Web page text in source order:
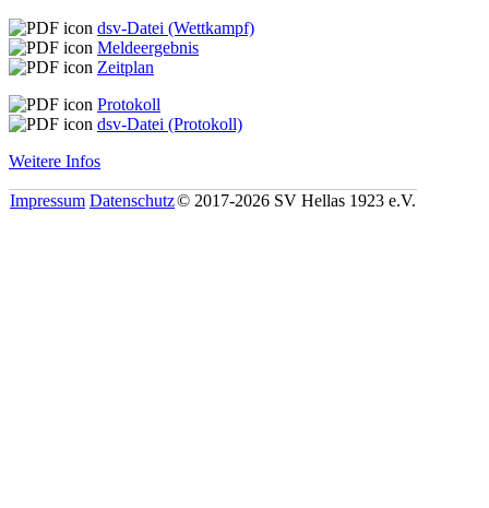
dsv-Datei (Wettkampf)
Meldeergebnis
Zeitplan
Protokoll
dsv-Datei (Protokoll)
Weitere Infos
Impressum Datenschutz© 2017-2026 SV Hellas 1923 e.V.